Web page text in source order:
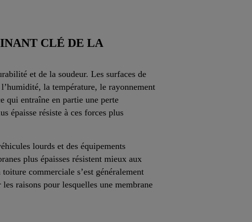
CLÉ DE LA
et de la soudeur. Les surfaces de
la température, le rayonnement
qui entraîne en partie une perte
épaisse résiste à ces forces plus
lourds et des équipements
plus épaisses résistent mieux aux
commerciale s’est généralement
raisons pour lesquelles une membrane